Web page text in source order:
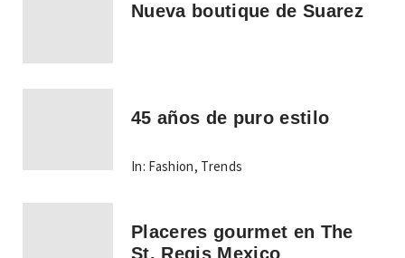
Nueva boutique de Suarez
45 años de puro estilo
In: Fashion, Trends
Placeres gourmet en The
St. Regis Mexico